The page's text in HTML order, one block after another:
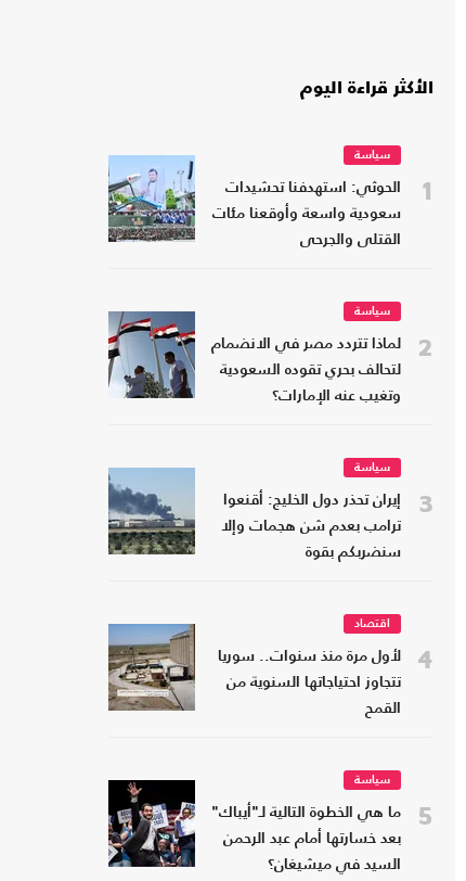
الأكثر قراءة اليوم
1
سياسة
الحوثي: استهدفنا تحشيدات
سعودية واسعة وأوقعنا مئات
القتلى والجرحى
2
سياسة
لماذا تتردد مصر في الانضمام
لتحالف بحري تقوده السعودية
وتغيب عنه الإمارات؟
3
سياسة
إيران تحذر دول الخليج: أقنعوا
ترامب بعدم شن هجمات وإلا
سنضربكم بقوة
4
اقتصاد
لأول مرة منذ سنوات.. سوريا
تتجاوز احتياجاتها السنوية من
القمح
5
سياسة
ما هي الخطوة التالية لـ"أيباك"
بعد خسارتها أمام عبد الرحمن
السيد في ميشيغان؟